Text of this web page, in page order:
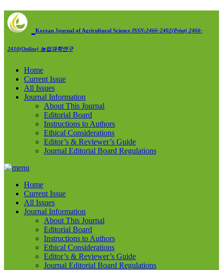
Korean Journal of Agricultural Science ISSN:2466-2402(Print) 2466-
2410(Online) 농업과학연구
Home
Current Issue
All Issues
Journal Information
About This Journal
Editorial Board
Instructions to Authors
Ethical Considerations
Editor’s & Reviewer’s Guide
Journal Editorial Board Regulations
Home
Current Issue
All Issues
Journal Information
About This Journal
Editorial Board
Instructions to Authors
Ethical Considerations
Editor’s & Reviewer’s Guide
Journal Editorial Board Regulations